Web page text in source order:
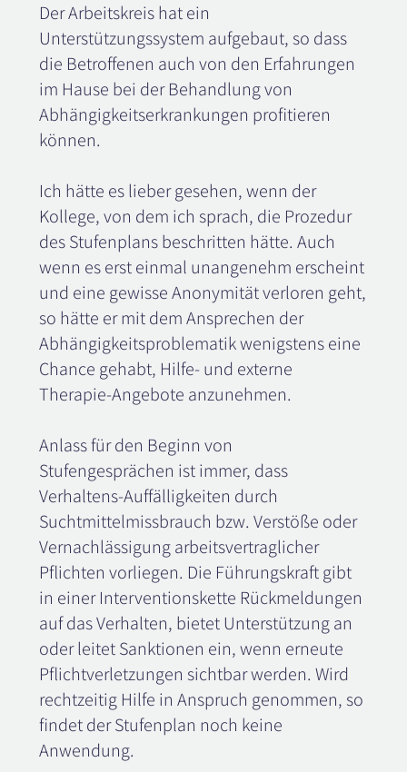
Der Arbeitskreis hat ein
Unterstützungssystem aufgebaut, so dass
die Betroffenen auch von den Erfahrungen
im Hause bei der Behandlung von
Abhängigkeitserkrankungen profitieren
können.
Ich hätte es lieber gesehen, wenn der
Kollege, von dem ich sprach, die Prozedur
des Stufenplans beschritten hätte. Auch
wenn es erst einmal unangenehm erscheint
und eine gewisse Anonymität verloren geht,
so hätte er mit dem Ansprechen der
Abhängigkeitsproblematik wenigstens eine
Chance gehabt, Hilfe- und externe
Therapie-Angebote anzunehmen.
Anlass für den Beginn von
Stufengesprächen ist immer, dass
Verhaltens-Auffälligkeiten durch
Suchtmittelmissbrauch bzw. Verstöße oder
Vernachlässigung arbeitsvertraglicher
Pflichten vorliegen. Die Führungskraft gibt
in einer Interventionskette Rückmeldungen
auf das Verhalten, bietet Unterstützung an
oder leitet Sanktionen ein, wenn erneute
Pflichtverletzungen sichtbar werden. Wird
rechtzeitig Hilfe in Anspruch genommen, so
findet der Stufenplan noch keine
Anwendung.